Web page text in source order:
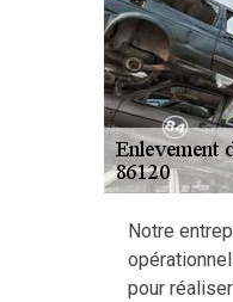
Notre
pour